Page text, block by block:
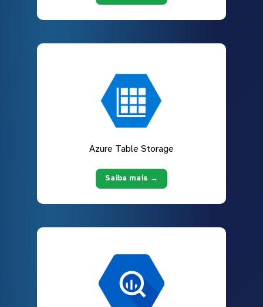
Azure Table Storage
Saiba mais →